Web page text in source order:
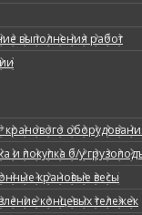
выполнения работ
кранового
и покупка б/у
крановые весы
концевых тележек